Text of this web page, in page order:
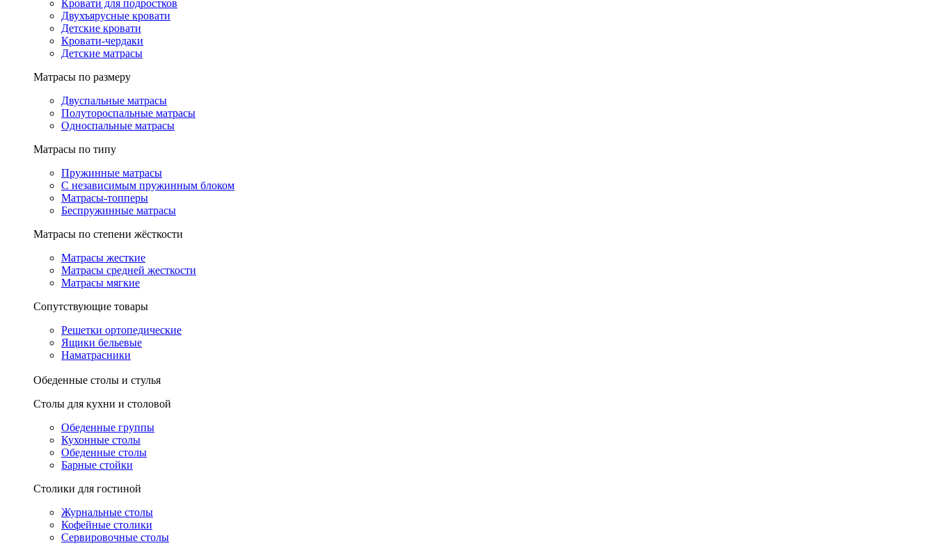
Кровати для подростков
Двухъярусные кровати
Детские кровати
Кровати-чердаки
Детские матрасы
Матрасы по размеру
Двуспальные матрасы
Полутороспальные матрасы
Односпальные матрасы
Матрасы по типу
Пружинные матрасы
С независимым пружинным блоком
Матрасы-топперы
Беспружинные матрасы
Матрасы по степени жёсткости
Матрасы жесткие
Матрасы средней жесткости
Матрасы мягкие
Сопутствующие товары
Решетки ортопедические
Ящики бельевые
Наматрасники
Обеденные столы и стулья
Столы для кухни и столовой
Обеденные группы
Кухонные столы
Обеденные столы
Барные стойки
Столики для гостиной
Журнальные столы
Кофейные столики
Сервировочные столы